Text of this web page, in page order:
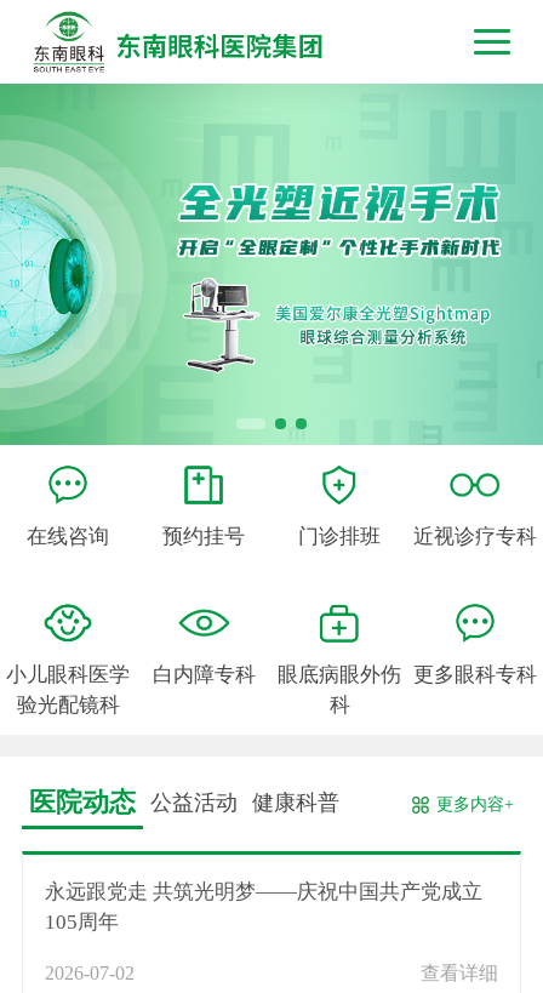
在线咨询 预约挂号 门诊排班 近视诊疗专科
小儿眼科医学
验光配镜科
白内障专科
眼底病眼外伤
科
更多眼科专科
医院动态 公益活动 健康科普 更多内容+
永远跟党走 共筑光明梦——庆祝中国共产党成立
105周年
2026-07-02 查看详细